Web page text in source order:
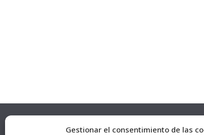
Gestionar el consentimiento de las